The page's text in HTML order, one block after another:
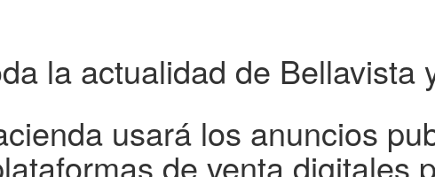
la actualidad de Bellavista
usará los anuncios
de venta digitales